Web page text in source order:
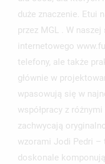
duże znaczenie. Etui
przez MGL . W
internetowego
telefony, ale także
głównie w
wpasowują się w
współpracy z
zachwycają
wzorami Jodi Pedri
doskonale